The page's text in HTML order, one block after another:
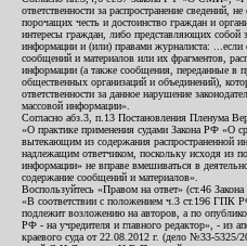
ответственности за распространение сведений,
порочащих честь и достоинство граждан и
интересы граждан, либо представляющих собой
информации и (или) правами журналиста:
сообщений и материалов или их фрагментов,
информации (а также сообщения, переданные в
общественных организаций и объединений),
ответственности за данное нарушение
массовой информации».
Согласно абз.3, п.13 Постановления Пленума
«О практике применения судами Закона РФ «О
вытекающим из содержания распространенной
надлежащим ответчиком, поскольку исходя из
информации» не вправе вмешиваться в
содержание сообщений и материалов».
Воспользуйтесь «Правом на ответ» (ст.46
«В соответствии с положением ч.3 ст.196 ГПК
подлежит возложению на авторов, а по
РФ - на учредителя и главного редактор», - из
краевого суда от 22.08.2012 г. (дело №33-5325/